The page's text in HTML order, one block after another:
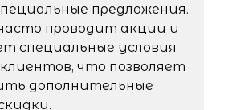
предложения.
проводит акции и
специальные условия
клиентов, что позволяет
дополнительные